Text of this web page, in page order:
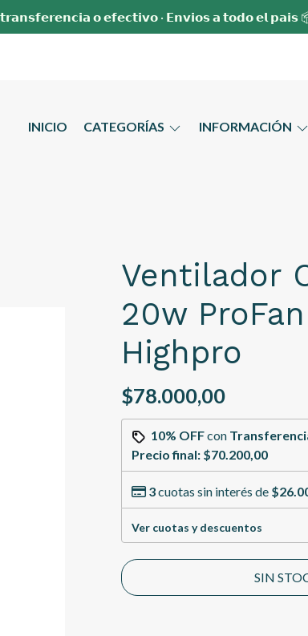
𝗼 𝗲𝗳𝗲𝗰𝘁𝗶𝘃𝗼 · 𝗘𝗻𝘃𝗶𝗼𝘀 𝗮 𝘁𝗼𝗱𝗼 𝗲𝗹 𝗽𝗮𝗶𝘀
INICIO CATEGORÍAS INFORMACIÓN
Ventilador
20w
Highpro
$78.000,00
10% OFFcon
Precio final: $70.200,00
3cuotas sin interés de
Ver cuotas y descuentos
SIN